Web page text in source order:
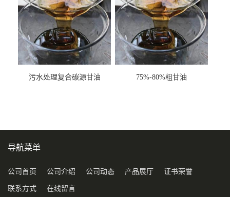
污水处理复合碳源甘油
75%-80%粗甘油
导航菜单
公司首页 公司介绍 公司动态 产品展厅 证书荣誉
联系方式 在线留言